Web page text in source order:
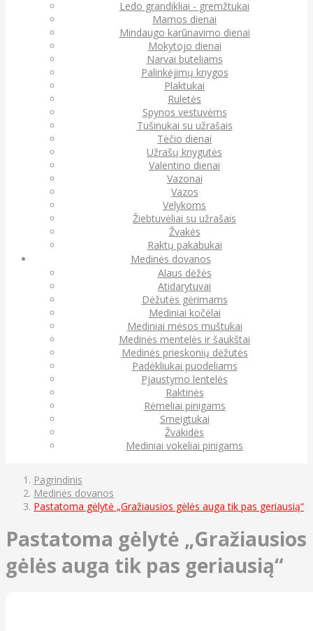
Ledo grandikliai - gremžtukai
Mamos dienai
Mindaugo karūnavimo dienai
Mokytojo dienai
Narvai buteliams
Palinkėjimų knygos
Plaktukai
Ruletės
Spynos vestuvėms
Tušinukai su užrašais
Tėčio dienai
Užrašų knygutės
Valentino dienai
Vazonai
Vazos
Velykoms
Žiebtuvėliai su užrašais
Žvakės
Raktų pakabukai
Medinės dovanos
Alaus dėžės
Atidarytuvai
Dėžutės gėrimams
Mediniai kočėlai
Mediniai mėsos muštukai
Medinės mentelės ir šaukštai
Medinės prieskonių dėžutės
Padėkliukai puodeliams
Pjaustymo lentelės
Raktinės
Rėmeliai pinigams
Smeigtukai
Žvakidės
Mediniai vokeliai pinigams
Pagrindinis
Medinės dovanos
Pastatoma gėlytė „Gražiausios gėlės auga tik pas geriausią“
Pastatoma gėlytė „Gražiausios
gėlės auga tik pas geriausią“